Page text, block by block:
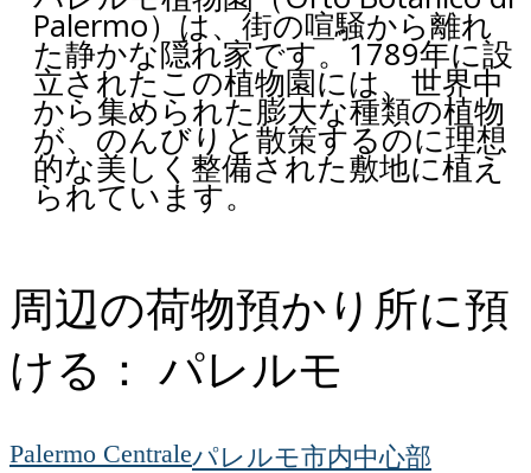
Palermo）は、街の喧騒から離れ
た静かな隠れ家です。1789年に設
立されたこの植物園には、世界中
から集められた膨大な種類の植物
が、のんびりと散策するのに理想
的な美しく整備された敷地に植え
られています。
周辺の荷物預かり所に預
ける： パレルモ
Palermo Centraleパレルモ市内中心部